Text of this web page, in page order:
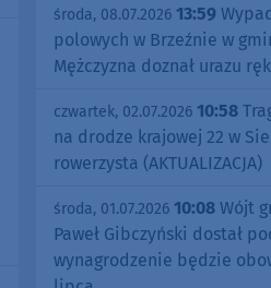
środa, 08.07.2026 13:59
polowych w Brzeźnie w
Mężczyzna doznał urazu
czwartek, 02.07.2026 10:58
na drodze krajowej 22 w
rowerzysta (AKTUALIZACJA)
środa, 01.07.2026 10:08 Wójt
Paweł Gibczyński dostał
wynagrodzenie będzie